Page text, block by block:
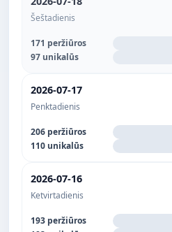
Šeštadienis
171 peržiūros
97 unikalūs
2026-07-17
Penktadienis
206 peržiūros
110 unikalūs
2026-07-16
Ketvirtadienis
193 peržiūros